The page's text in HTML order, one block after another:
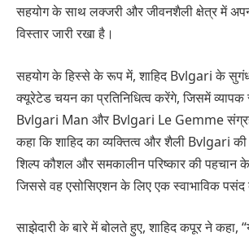
सहयोग के साथ लक्जरी और जीवनशैली क्षेत्र में
विस्तार जारी रखा है।
सहयोग के हिस्से के रूप में, शाहिद Bvlgari के सुगंध
क्यूरेटेड चयन का प्रतिनिधित्व करेंगे, जिसमें व्यापक
Bvlgari Man और Bvlgari Le Gemme
कहा कि शाहिद का व्यक्तित्व और शैली Bvlgari की
शिल्प कौशल और समकालीन परिष्कार की पहचान
जिससे वह एसोसिएशन के लिए एक स्वाभाविक पसंद
साझेदारी के बारे में बोलते हुए, शाहिद कपूर ने कहा,